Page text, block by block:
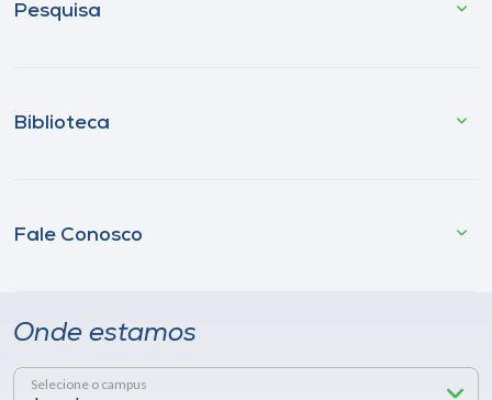
Pesquisa
Biblioteca
Fale Conosco
Onde estamos
Selecione o campus